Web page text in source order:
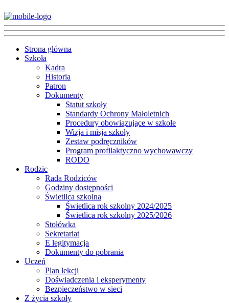
Strona główna
Szkoła
Kadra
Historia
Patron
Dokumenty
Statut szkoły
Standardy Ochrony Małoletnich
Procedury obowiązujące w szkole
Wizja i misja szkoły
Zestaw podręczników
Program profilaktyczno wychowawczy
RODO
Rodzic
Rada Rodziców
Godziny dostępności
Świetlica szkolna
Świetlica rok szkolny 2024/2025
Świetlica rok szkolny 2025/2026
Stołówka
Sekretariat
E legitymacja
Dokumenty do pobrania
Uczeń
Plan lekcji
Doświadczenia i eksperymenty
Bezpieczeństwo w sieci
Z życia szkoły